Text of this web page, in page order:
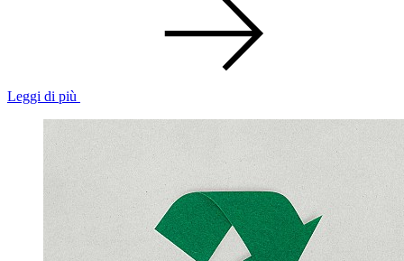
Leggi di più